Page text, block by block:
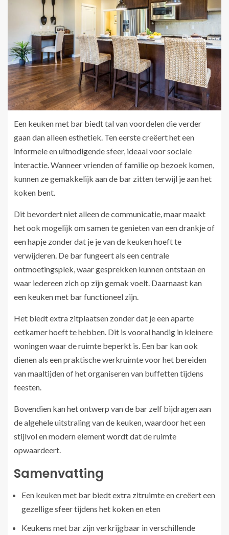
Een keuken met bar biedt tal van voordelen die verder
gaan dan alleen esthetiek. Ten eerste creëert het een
informele en uitnodigende sfeer, ideaal voor sociale
interactie. Wanneer vrienden of familie op bezoek komen,
kunnen ze gemakkelijk aan de bar zitten terwijl je aan het
koken bent.
Dit bevordert niet alleen de communicatie, maar maakt
het ook mogelijk om samen te genieten van een drankje of
een hapje zonder dat je je van de keuken hoeft te
verwijderen. De bar fungeert als een centrale
ontmoetingsplek, waar gesprekken kunnen ontstaan en
waar iedereen zich op zijn gemak voelt. Daarnaast kan
een keuken met bar functioneel zijn.
Het biedt extra zitplaatsen zonder dat je een aparte
eetkamer hoeft te hebben. Dit is vooral handig in kleinere
woningen waar de ruimte beperkt is. Een bar kan ook
dienen als een praktische werkruimte voor het bereiden
van maaltijden of het organiseren van buffetten tijdens
feesten.
Bovendien kan het ontwerp van de bar zelf bijdragen aan
de algehele uitstraling van de keuken, waardoor het een
stijlvol en modern element wordt dat de ruimte
opwaardeert.
Samenvatting
Een keuken met bar biedt extra zitruimte en creëert een
gezellige sfeer tijdens het koken en eten
Keukens met bar zijn verkrijgbaar in verschillende